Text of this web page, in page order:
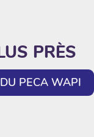
PRÈS
PECA WAPI